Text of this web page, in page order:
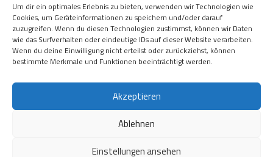
Um dir ein optimales Erlebnis zu bieten, verwenden wir Technologien wie
Cookies, um Geräteinformationen zu speichern und/oder darauf
zuzugreifen. Wenn du diesen Technologien zustimmst, können wir Daten
wie das Surfverhalten oder eindeutige IDs auf dieser Website verarbeiten.
Wenn du deine Einwilligung nicht erteilst oder zurückziehst, können
bestimmte Merkmale und Funktionen beeinträchtigt werden.
Akzeptieren
Ablehnen
Einstellungen ansehen
Kauf auf Rechung
Klarna
American Express